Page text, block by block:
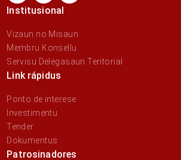
Institusional
Vizaun no Misaun
Membru Konsellu
Servisu Delegasaun Teritorial
Link rápidus
Ponto de interese
Investimentu
Tender
Dokumentus
Patrosinadores